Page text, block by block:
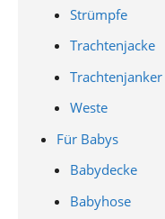
Strümpfe
Trachtenjacke
Trachtenjanker
Weste
Für Babys
Babydecke
Babyhose